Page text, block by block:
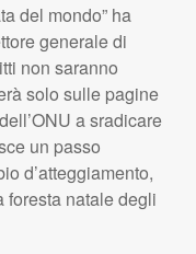
del mondo” ha
generale di
non saranno
solo sulle pagine
a sradicare
un passo
d’atteggiamento,
foresta natale degli